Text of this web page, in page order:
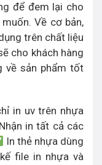
để đem lại cho
Về cơ bản,
trên chất liệu
cho khách hàng
về sản phẩm tốt
in uv trên nhựa
Nhận in tất cả các
In thẻ nhựa dùng
file in nhựa và